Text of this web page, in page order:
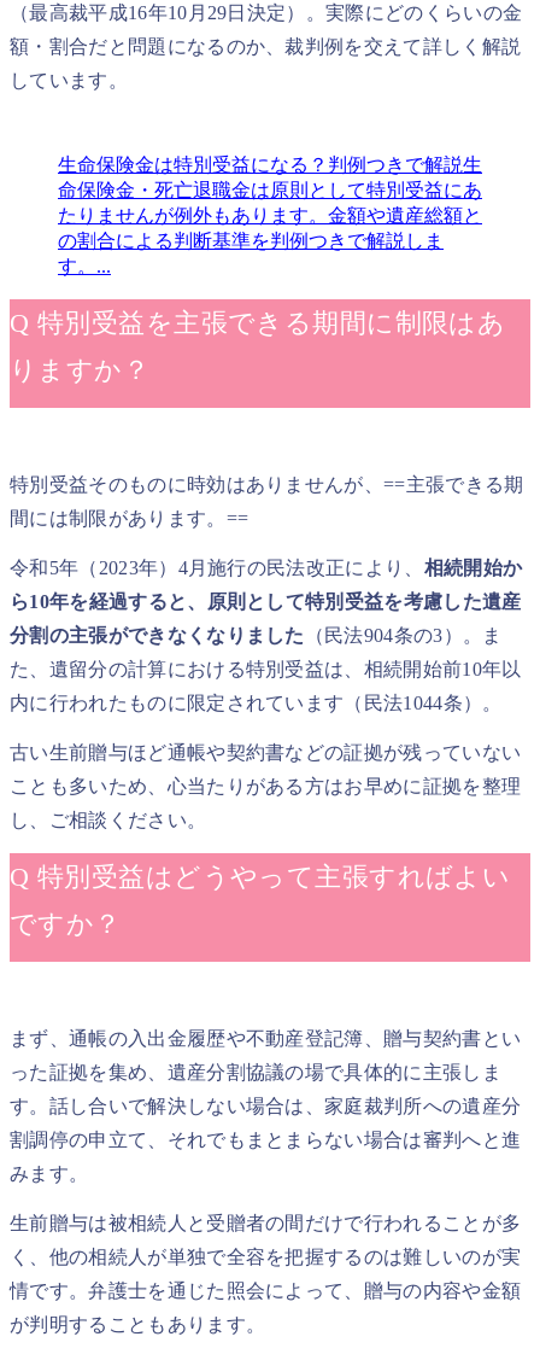
（最高裁平成16年10月29日決定）。実際にどのくらいの金
額・割合だと問題になるのか、裁判例を交えて詳しく解説
しています。
生命保険金は特別受益になる？判例つきで解説生
命保険金・死亡退職金は原則として特別受益にあ
たりませんが例外もあります。金額や遺産総額と
の割合による判断基準を判例つきで解説しま
す。...
Q 特別受益を主張できる期間に制限はあ
りますか？
特別受益そのものに時効はありませんが、==主張できる期
間には制限があります。==
令和5年（2023年）4月施行の民法改正により、 相続開始か
ら10年を経過すると、原則として特別受益を考慮した遺産
分割の主張ができなくなりました
（民法904条の3）。ま
た、遺留分の計算における特別受益は、相続開始前10年以
内に行われたものに限定されています（民法1044条）。
古い生前贈与ほど通帳や契約書などの証拠が残っていない
ことも多いため、心当たりがある方はお早めに証拠を整理
し、ご相談ください。
Q 特別受益はどうやって主張すればよい
ですか？
まず、通帳の入出金履歴や不動産登記簿、贈与契約書とい
った証拠を集め、遺産分割協議の場で具体的に主張しま
す。話し合いで解決しない場合は、家庭裁判所への遺産分
割調停の申立て、それでもまとまらない場合は審判へと進
みます。
生前贈与は被相続人と受贈者の間だけで行われることが多
く、他の相続人が単独で全容を把握するのは難しいのが実
情です。弁護士を通じた照会によって、贈与の内容や金額
が判明することもあります。